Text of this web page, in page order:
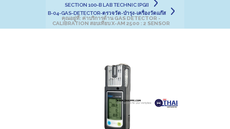
SECTION 100-B LAB TECHNIC [PGI]
B-04-GAS-DETECTOR-ตรวจวัด-บำรุง-เครื่องวัดแก๊ส
คุณอยู่ที่: ค่าบริการด้าน GAS DETECTOR -
CALIBRATION สอบเทียบ X-AM 2500 : 2 SENSOR